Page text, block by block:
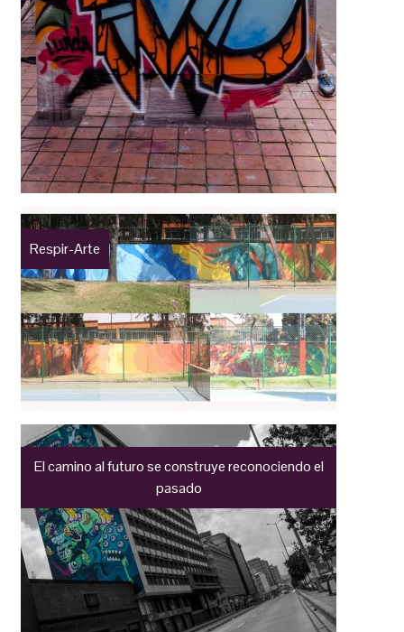
Respir-Arte
El camino al futuro se construye reconociendo el
pasado